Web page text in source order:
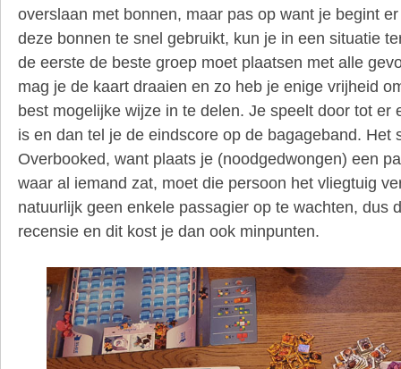
overslaan met bonnen, maar pas op want je begint
deze bonnen te snel gebruikt, kun je in een situatie
de eerste de beste groep moet plaatsen met alle
mag je de kaart draaien en zo heb je enige vrijheid
best mogelijke wijze in te delen. Je speelt door tot er
is en dan tel je de eindscore op de bagageband. Het
Overbooked, want plaats je (noodgedwongen) een
waar al iemand zat, moet die persoon het vliegtuig
natuurlijk geen enkele passagier op te wachten, dus
recensie en dit kost je dan ook minpunten.